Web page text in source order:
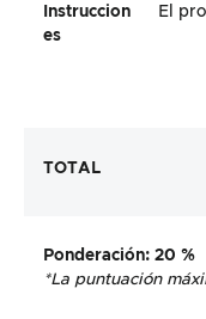
Instruccion
es
El
TOTAL
Ponderación: 20 %
*La puntuación